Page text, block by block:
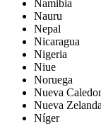
Namibia
Nauru
Nepal
Nicaragua
Nigeria
Niue
Noruega
Nueva
Nueva Zelanda
Níger